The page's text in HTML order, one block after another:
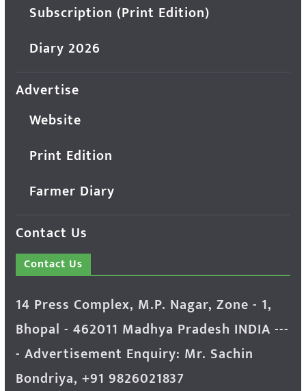
Subscription (Print Edition)
Diary 2026
Advertise
Website
Print Edition
Farmer Diary
Contact Us
Contact Us
14 Press Complex, M.P. Nagar, Zone - 1,
Bhopal - 462011 Madhya Pradesh INDIA ---
- Advertisement Enquiry: Mr. Sachin
Bondriya, +91 9826021837